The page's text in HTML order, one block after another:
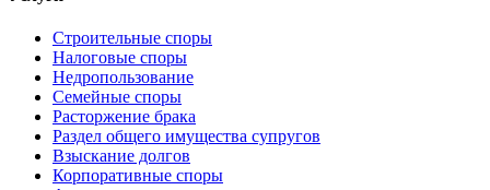
Строительные споры
Налоговые споры
Недропользование
Семейные споры
Расторжение брака
Раздел общего имущества супругов
Взыскание долгов
Корпоративные споры